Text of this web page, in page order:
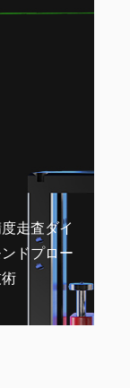
走査ダイ
ドプロー